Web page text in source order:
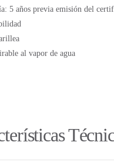
5 años previa emisión del
al vapor de agua